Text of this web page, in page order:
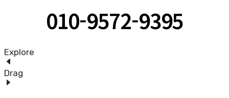
010-9572-9395
Explore
Drag